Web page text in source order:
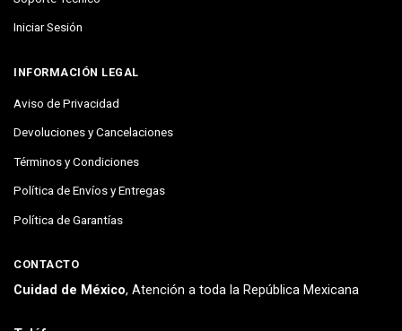
Iniciar Sesión
INFORMACIÓN LEGAL
Aviso de Privacidad
Devoluciones y Cancelaciones
Términos y Condiciones
Política de Envíos y Entregas
Política de Garantías
CONTACTO
Cuidad de México, Atención a toda la República Mexicana